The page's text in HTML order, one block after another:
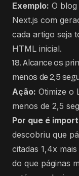
Exemplo: O
Next.js com
cada artigo seja
HTML inicial.
18. Alcance os
menos de 2,5
Ação: Otimize o
menos de 2,5
Por que é
descobriu que
citadas 1,4x
do que páginas